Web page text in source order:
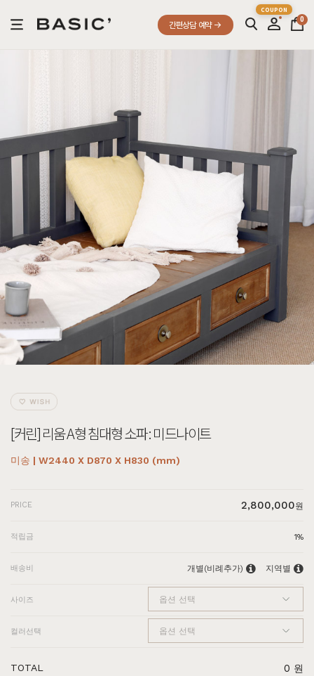
간편상담 예약
0
[커린] 리움 A형 침대형 소파 : 미드나이트
미송 | W2440 X D870 X H830 (mm)
PRICE 2,800,000원
적립금 1%
배송비 개별(비례추가) 지역별
사이즈
컬러선택
TOTAL 0 원